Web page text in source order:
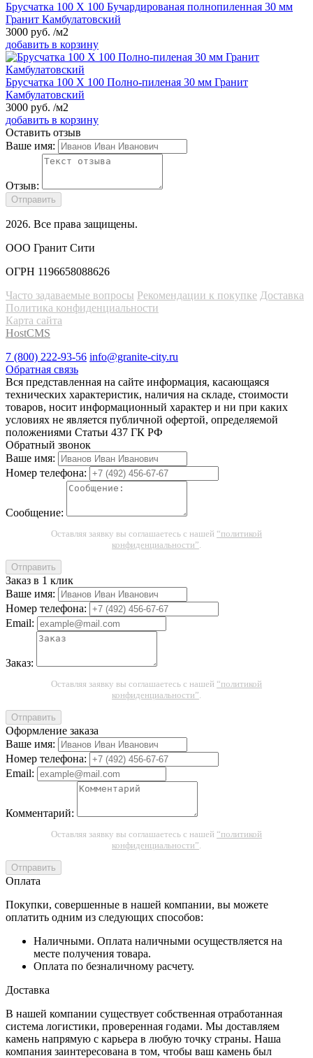
Брусчатка 100 Х 100 Бучардированая полнопиленная 30 мм
Гранит Камбулатовский
3000 руб. /м2
добавить в корзину
Брусчатка 100 Х 100 Полно-пиленая 30 мм Гранит
Камбулатовский
3000 руб. /м2
добавить в корзину
Оставить отзыв
Ваше имя:
Отзыв:
Отправить
2026. Все права защищены.
ООО Гранит Сити
ОГРН 1196658088626
Часто задаваемые вопросы Рекомендации к покупке Доставка
Политика конфиденциальности
Карта сайта
HostCMS
7 (800) 222-93-56 info@granite-city.ru
Обратная связь
Вся представленная на сайте информация, касающаяся
технических характеристик, наличия на складе, стоимости
товаров, носит информационный характер и ни при каких
условиях не является публичной офертой, определяемой
положениями Статьи 437 ГК РФ
Обратный звонок
Ваше имя:
Номер телефона:
Сообщение:
Оставляя заявку вы соглашаетесь с нашей “политикой
конфиденциальности”.
Отправить
Заказ в 1 клик
Ваше имя:
Номер телефона:
Email:
Заказ:
Оставляя заявку вы соглашаетесь с нашей “политикой
конфиденциальности”.
Отправить
Оформление заказа
Ваше имя:
Номер телефона:
Email:
Комментарий:
Оставляя заявку вы соглашаетесь с нашей “политикой
конфиденциальности”.
Отправить
Оплата
Покупки, совершенные в нашей компании, вы можете
оплатить одним из следующих способов:
Наличными. Оплата наличными осуществляется на
месте получения товара.
Оплата по безналичному расчету.
Доставка
В нашей компании существует собственная отработанная
система логистики, проверенная годами. Мы доставляем
камень напрямую с карьера в любую точку страны. Наша
компания заинтересована в том, чтобы ваш камень был